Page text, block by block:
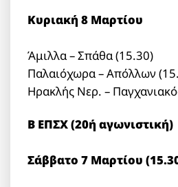
Κυριακή 8 Μαρτίου
Άμιλλα – Σπάθα (15.30)
Παλαιόχωρα – Απόλλων
Ηρακλής Νερ. –
Β ΕΠΣΧ (20ή αγωνιστική)
Σάββατο 7 Μαρτίου